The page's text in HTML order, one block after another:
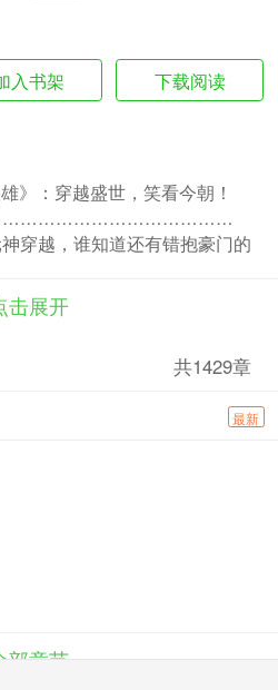
入书架 下载阅读
》：穿越盛世，笑看今朝！
穿越，谁知道还有错抱豪门的
，好好修个仙不成吗？ 楚
文又名《被摄取了元神之
击展开
共1429章
最新
部章节